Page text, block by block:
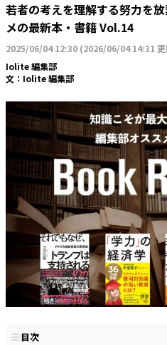
若者の考えを理解する努力を
メの最新本・書籍 Vol.14
2025/06/04 12:30 (2026/06/04 14:31
Iolite 編集部
文： Iolite 編集部
目次